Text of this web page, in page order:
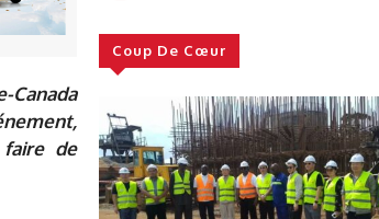
Canada
de
Coup De Cœur